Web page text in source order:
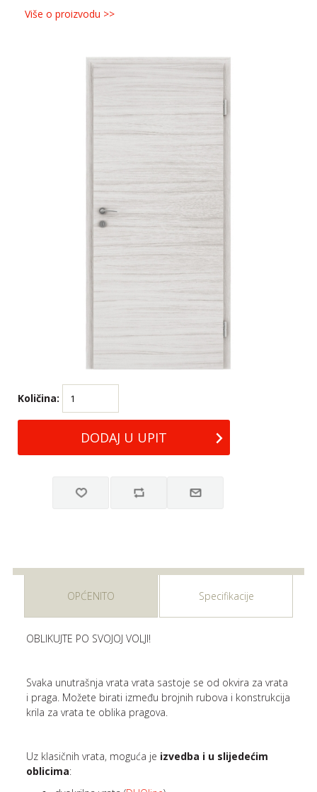
Više o proizvodu >>
Količina:
OPĆENITO Specifikacije
OBLIKUJTE PO SVOJOJ VOLJI!
Svaka unutrašnja vrata vrata sastoje se od okvira za vrata
i praga. Možete birati između brojnih rubova i konstrukcija
krila za vrata te oblika pragova.
Uz klasičnih vrata, moguća je izvedba i u slijedećim
oblicima: